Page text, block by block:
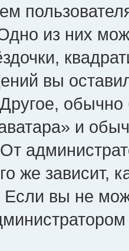
из них
вы
и
же зависит,
вы не